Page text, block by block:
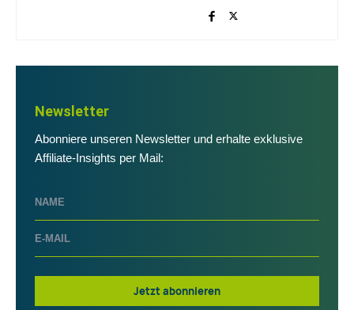
Newsletter
Abonniere unseren Newsletter und erhalte exklusive
Affiliate-Insights per Mail:
Jetzt abonnieren